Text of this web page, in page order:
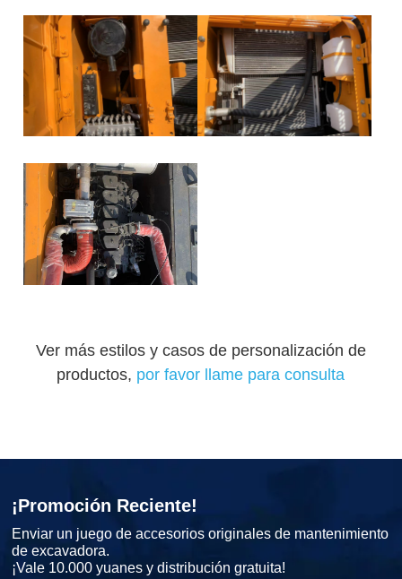
Ver más estilos y casos de personalización de
productos, por favor llame para consulta
¡Promoción Reciente!
Enviar un juego de accesorios originales de mantenimiento
de excavadora.
¡Vale 10.000 yuanes y distribución gratuita!